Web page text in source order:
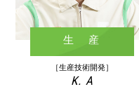
生 産
［生産技術開発］
K. A